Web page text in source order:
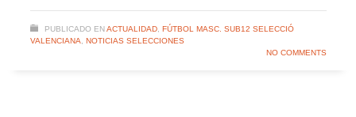
PUBLICADO EN ACTUALIDAD, FÚTBOL MASC. SUB12 SELECCIÓ
VALENCIANA
NOTICIAS SELECCIONES
NO COMMENTS